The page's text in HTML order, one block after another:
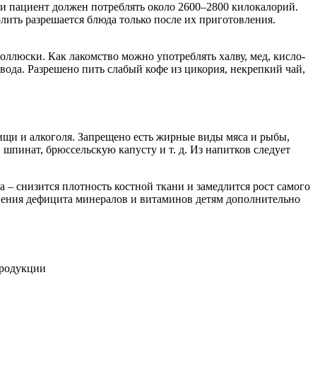
должен потреблять около 2600–2800 килокалорий.
разрешается блюда только после их приготовления.
Как лакомство можно употреблять халву, мед, кисло-
Разрешено пить слабый кофе из цикория, некрепкий чай,
и алкоголя. Запрещено есть жирные виды мяса и рыбы,
брюссельскую капусту и т. д. Из напитков следует
снизится плотность костной ткани и замедлится рост самого
дефицита минералов и витаминов детям дополнительно